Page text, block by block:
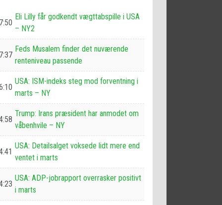
Eli Lilly får godkendt vægttabspille i USA
– NY2
Feds Musalem finder det nuværende
renteniveau passende
USA: ISM-indeks steg mod forventning i
marts – NY
Trump: Irans præsident har anmodet om
våbenhvile – NY
USA: Detailsalget voksede lidt mere end
ventet i marts
USA: ADP-jobrapport overrasker positivt
i marts